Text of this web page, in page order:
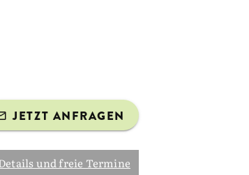
JETZT ANFRAGEN
und freie Termine